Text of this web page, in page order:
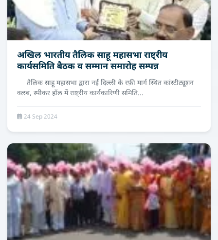
अखिल भारतीय तैलिक साहू महासभा राष्ट्रीय
कार्यसमिति बैठक व सम्मान समारोह सम्पन्न
तैलिक साहू महासभा द्वारा नई दिल्ली के रफ़ी मार्ग स्थित कांस्टीट्यूशन
क्लब, स्पीकर हॉल में राष्ट्रीय कार्यकारिणी समिति...
24 Sep 2024